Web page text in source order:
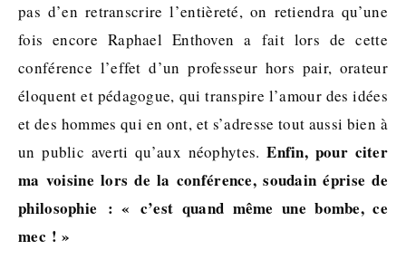
pas d’en retranscrire l’entièreté, on retiendra qu’une
fois encore Raphael Enthoven a fait lors de cette
conférence l’effet d’un professeur hors pair, orateur
éloquent et pédagogue, qui transpire l’amour des idées
et des hommes qui en ont, et s’adresse tout aussi bien à
un public averti qu’aux néophytes. Enfin, pour citer
ma voisine lors de la conférence, soudain éprise de
philosophie : « c’est quand même une bombe, ce
mec ! »